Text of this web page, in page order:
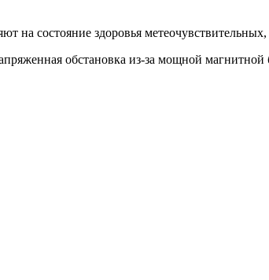
на состояние здоровья
обстановка из-за мощной